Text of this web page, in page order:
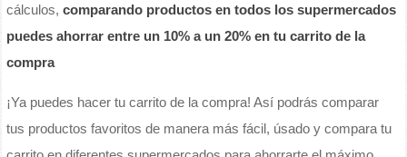
cálculos,comparando productos en todos los supermercados
puedes ahorrar entre un 10% a un 20% en tu carrito de la
compra
¡Ya puedes hacer tu carrito de la compra! Así podrás comparar
tus productos favoritos de manera más fácil, úsado y compara tu